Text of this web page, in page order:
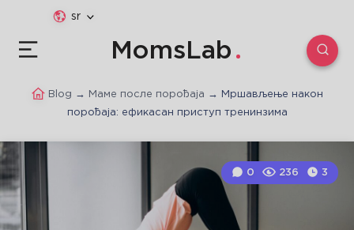
sr
MomsLab
Blog → Маме после порођаја → Мршављење након
порођаја: ефикасан приступ тренинзима
0 236 3